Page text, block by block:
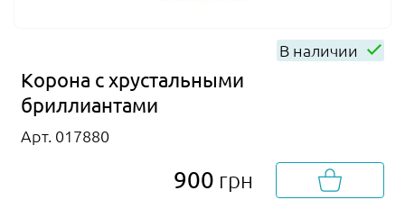
В наличии
Корона с хрустальными
бриллиантами
Арт. 017880
900 грн